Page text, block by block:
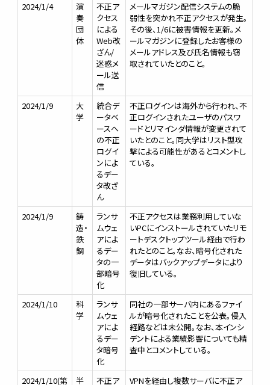
2024/1/4
演
奏
団
体
不正ア
クセス
による
Web改
ざん/
迷惑メ
ール送
信
メールマガジン配信システムの脆
弱性を突かれ不正アクセスが発生。
その後、1/6に被害情報を更新。メ
ールマガジンに登録したお客様の
メールアドレス及び氏名情報も窃
取されていたとのこと。
2024/1/9
大
学
統合デ
ータベ
ースへ
の不正
ログイ
ンによ
るデー
タ改ざ
ん
不正ログインは海外から行われ、不
正ログインされたユーザのパスワ
ードとリマインダ情報が変更されて
いたとのこと。同大学はリスト型攻
撃による可能性があるとコメントし
ている。
2024/1/9
鋳
造・
鉄
鋼
ランサ
ムウェ
アによ
るデー
タの一
部暗号
化
不正アクセスは業務利用していな
いPCにインストールされていたリモ
ートデスクトップツール経由で行わ
れたとのこと。なお、暗号化された
データはバックアップデータにより
復旧している。
2024/1/10
科
学
ランサ
ムウェ
アによ
るデー
タ暗号
化
同社の一部サーバ内にあるファイ
ルが暗号化されたことを公表。侵入
経路などは未公開。なお、本インシ
デントによる業績影響についても精
査中とコメントしている。
2024/1/10(第 半 不正ア VPNを経由し複数サーバに不正ア